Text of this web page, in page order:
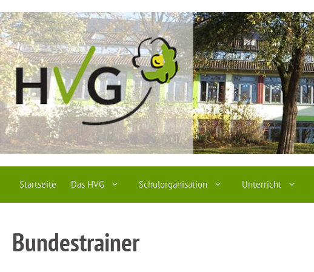
Inhalt
springen
Startseite Das HVG Schulorganisation Unterricht
Bundestrainer